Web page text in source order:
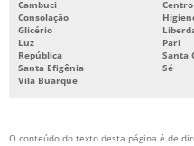
URNAS E DISPLAYS EM ACRÍLICO
CAIXA DE ACRÍLICO PREÇO
CALENDÁRIO DE MESA EM
DISPLAY ACRÍLICO PREÇO
Cambuci
Centro
Consolação
Glicério
Luz
Pari
República
Santa
Santa Efigênia
Sé
Vila Buarque
O conteúdo do texto desta página é de